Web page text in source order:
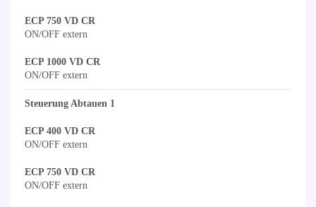
ECP 750 VD CR
ON/OFF extern
ECP 1000 VD CR
ON/OFF extern
Steuerung Abtauen 1
ECP 400 VD CR
ON/OFF extern
ECP 750 VD CR
ON/OFF extern